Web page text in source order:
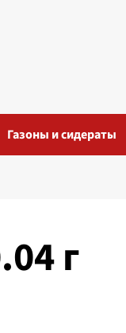
Газоны и сидераты
г